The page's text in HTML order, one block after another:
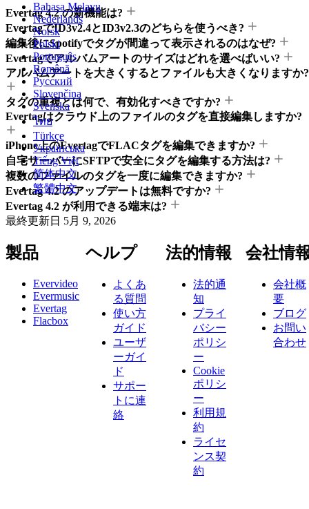
Bahasa Melayu
Nederlands
Norsk
Polski
Português
Română
Русский
Slovenčina
Svenska
ไทย
Türkçe
Українська
Tiếng Việt
简体中文
繁體中文
Evertag 4.2 の新機能は?
EvertagでID3v2.4とID3v2.3のどちらを使うべき?
編集後にSpotifyでタグが間違って表示されるのはなぜ?
Evertagでアルバムアートのサイズはどれを選べばいい?
アルバムアートを大きくするとファイルも大きくなりますか?
タグの重複とは何で、有効化すべきですか?
Evertagはクラウド上のファイルのタグを直接編集しますか?
iPhone上のEvertagでFLACタグを編集できますか?
自宅サーバーにSFTPで安全にタグを編集する方法は?
複数のファイルのタグを一度に編集できますか?
Evertag 4.2 のアップデートは無料ですか?
Evertag 4.2 が利用できる端末は?
最終更新日 5月 9, 2026
製品
Evervideo
Evermusic
Evertag
Flacbox
ヘルプ
よくあ
る質問
使い方
ガイド
ユーザ
ーガイ
ド
サポー
トに連
絡
法的情報
法的通
知
プライ
バシー
ポリシ
ー
Cookie
ポリシ
ー
利用規
約
ライセ
ンス契
約
会社情
会社概
要
ブログ
お問い
合わせ